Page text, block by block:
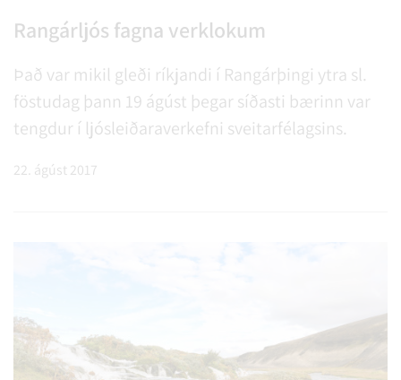
Rangárljós fagna verklokum
Það var mikil gleði ríkjandi í Rangárþingi ytra sl.
föstudag þann 19 ágúst þegar síðasti bærinn var
tengdur í ljósleiðaraverkefni sveitarfélagsins.
22. ágúst 2017